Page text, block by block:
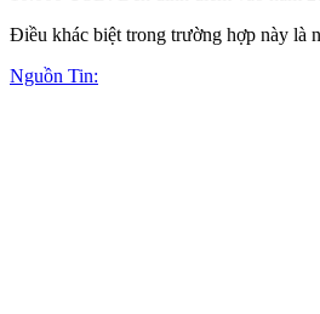
Điều khác biệt trong trường hợp này là
Nguồn Tin: